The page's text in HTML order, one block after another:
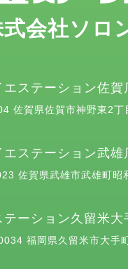
会社ソロ
エステーション佐賀
佐賀県佐賀市神野東2丁
エステーション武雄
佐賀県武雄市武雄町昭
テーション久留米大
福岡県久留米市大手